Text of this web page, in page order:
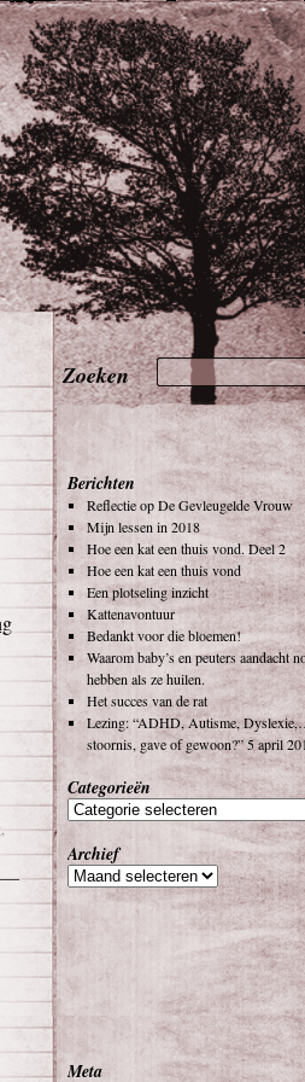
Berichten
Reflectie op De Gevleugelde Vrouw
Mijn lessen in 2018
Hoe een kat een thuis vond. Deel 2
Hoe een kat een thuis vond
Een plotseling inzicht
Kattenavontuur
Bedankt voor die bloemen!
Waarom baby’s en peuters aandacht
hebben als ze huilen.
Het succes van de rat
Lezing: “ADHD, Autisme,
stoornis, gave of gewoon?” 5 april
Categorieën
Archief
Meta